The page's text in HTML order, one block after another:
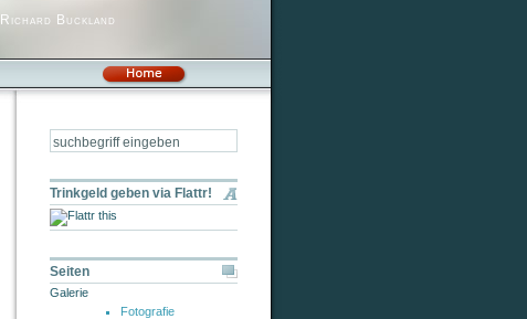
Buckland
Trinkgeld geben via Flattr!
Seiten
Galerie
Fotografie